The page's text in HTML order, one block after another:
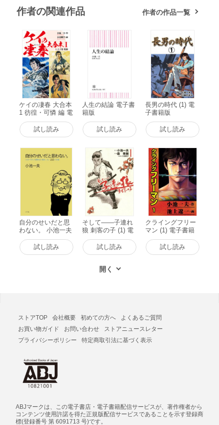
作者の関連作品 作者の作品一覧
ケイの凄春 大合本
1 彷徨・可憐 編 電
子書籍版
試し読み
人生の結論 電子書
籍版
試し読み
長男の時代 (1) 電
子書籍版
試し読み
自分のせいだと思
わない。 小池一夫
の人間関係に執着
しない233の言葉
電子書籍版
試し読み
そして――子連れ
狼 刺客の子 (1) 電
子書籍版
試し読み
クライングフリー
マン (1) 電子書籍
試し読み
ストアTOP 会社概要 初めての方へ
よくあるご質問
お買い物ガイド
お問い合わせ
ストアニュースレター
プライバシーポリシー
特定商取引法に基づく表示
ABJマークは、この電子書店・電子書籍配信サービスが、著作権者から
コンテンツ使用許諾を得た正規版配信サービスであることを示す登録商
標(登録番号 第 6091713 号)です。